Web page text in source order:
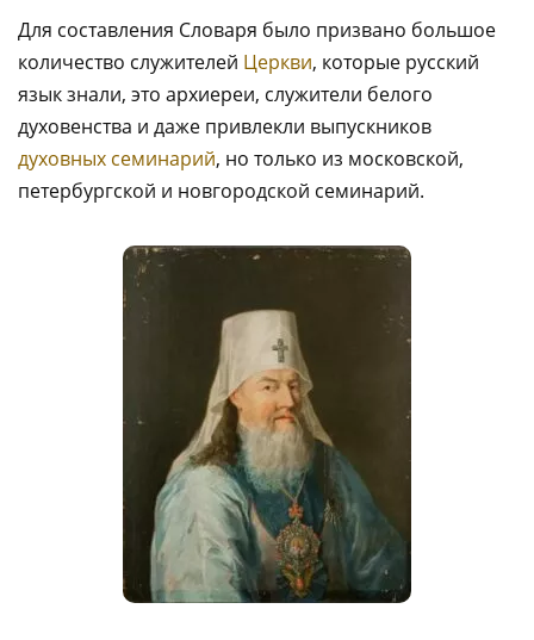
Для составления Словаря было призвано большое
количество служителей Церкви, которые русский
язык знали, это архиереи, служители белого
духовенства и даже привлекли выпускников
духовных семинарий, но только из московской,
петербургской и новгородской семинарий.